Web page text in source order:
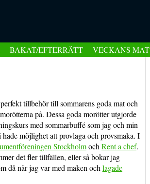
BAKAT/EFTERRÄTT VECKANS MAT
tillbehör till sommarens goda mat och
på. Dessa goda morötter utgjorde
med sommarbuffé som jag och min
möjlighet att provlaga och provsmaka. I
Stockholmoch Rent a chef.
det fler tillfällen, eller så bokar jag
då när jag var med maken och lagade